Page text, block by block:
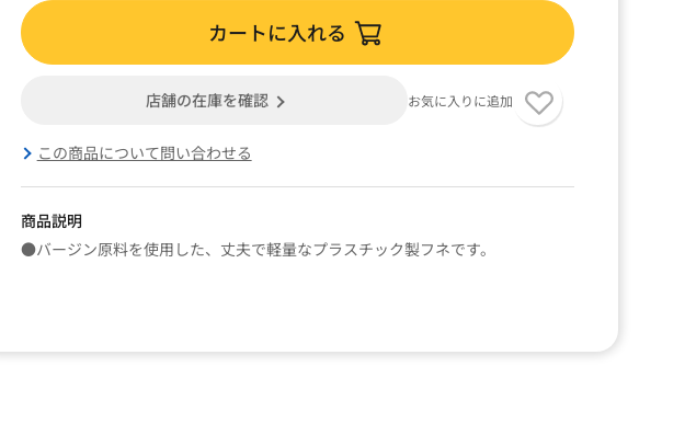
カートに入れる
店舗の在庫を確認 お気に入りに追加
この商品について問い合わせる
商品説明
●バージン原料を使用した、丈夫で軽量なプラスチック製フネです。